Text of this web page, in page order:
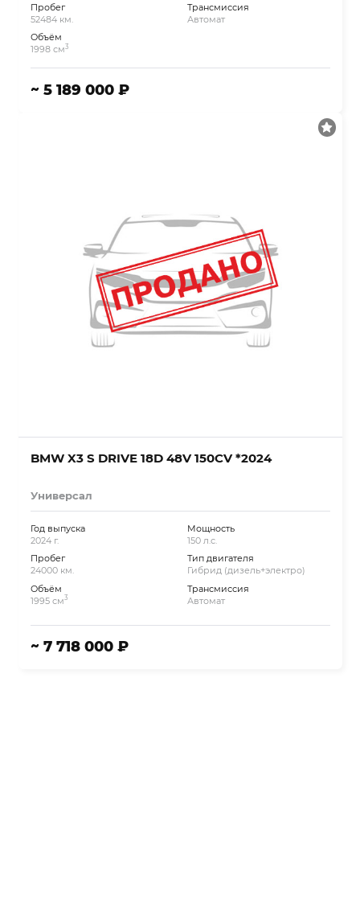
Пробег
52484 км.
Объём
1998 см3
Трансмиссия
Автомат
~ 5 189 000 ₽
BMW X3 S DRIVE 18D 48V 150CV *2024
Универсал
Год выпуска
2024 г.
Пробег
24000 км.
Объём
1995 см3
Мощность
150 л.с.
Тип двигателя
Гибрид (дизель+электро)
Трансмиссия
Автомат
~ 7 718 000 ₽